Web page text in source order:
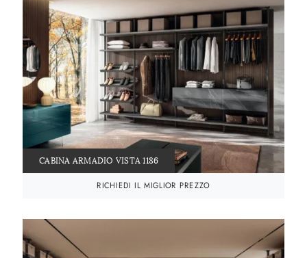
CABINA ARMADIO VISTA 1186
RICHIEDI IL MIGLIOR PREZZO